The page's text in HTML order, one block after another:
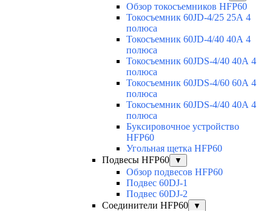
Обзор токосъемников HFP60
Токосъемник 60JD-4/25 25А 4
полюса
Токосъемник 60JD-4/40 40А 4
полюса
Токосъемник 60JDS-4/40 40А 4
полюса
Токосъемник 60JDS-4/60 60А 4
полюса
Токосъемник 60JDS-4/40 40А 4
полюса
Буксировочное устройство
HFP60
Угольная щетка HFP60
Подвесы HFP60
▼
Обзор подвесов HFP60
Подвес 60DJ-1
Подвес 60DJ-2
Соединители HFP60
▼